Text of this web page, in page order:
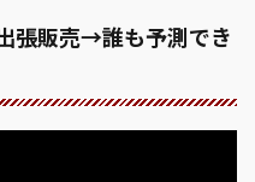
張販売→誰も予測でき